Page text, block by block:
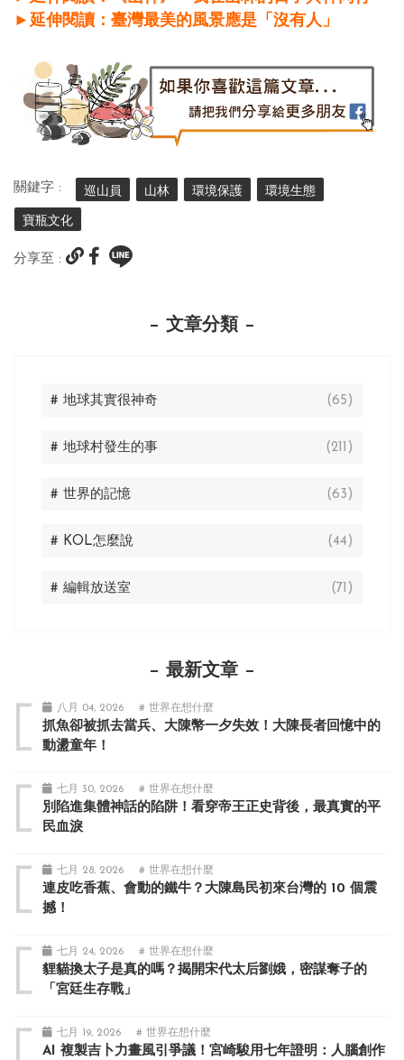
►延伸閱讀：臺灣最美的風景應是「沒有人」
關鍵字 : 巡山員 山林 環境保護 環境生態
寶瓶文化
分享至 :
文章分類
# 地球其實很神奇 (65)
# 地球村發生的事 (211)
# 世界的記憶 (63)
# KOL怎麼說 (44)
# 編輯放送室 (71)
最新文章
八月 04, 2026 # 世界在想什麼
抓魚卻被抓去當兵、大陳幣一夕失效！大陳長者回憶中的
動盪童年！
七月 30, 2026 # 世界在想什麼
別陷進集體神話的陷阱！看穿帝王正史背後，最真實的平
民血淚
七月 28, 2026 # 世界在想什麼
連皮吃香蕉、會動的鐵牛？大陳島民初來台灣的 10 個震
撼！
七月 24, 2026 # 世界在想什麼
貍貓換太子是真的嗎？揭開宋代太后劉娥，密謀奪子的
「宮廷生存戰」
七月 19, 2026 # 世界在想什麼
AI 複製吉卜力畫風引爭議！宮崎駿用七年證明：人腦創作